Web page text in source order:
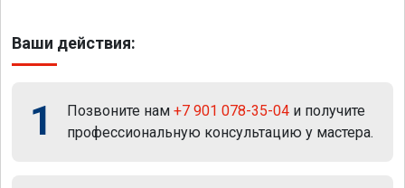
Ваши действия:
1 Позвоните нам +7 901 078-35-04 и получите
профессиональную консультацию у мастера.